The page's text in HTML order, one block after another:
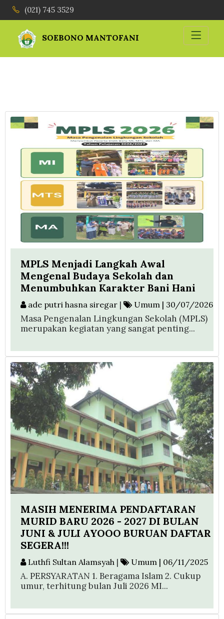
(021) 745 3529
SOEBONO MANTOFANI
MPLS Menjadi Langkah Awal
Mengenal Budaya Sekolah dan
Menumbuhkan Karakter Bani Hani
ade putri hasna siregar | Umum | 30/07/2026
Masa Pengenalan Lingkungan Sekolah (MPLS)
merupakan kegiatan yang sangat penting...
MASIH MENERIMA PENDAFTARAN
MURID BARU 2026 - 2027 DI BULAN
JUNI & JULI AYOOO BURUAN DAFTAR
SEGERA!!!
Luthfi Sultan Alamsyah | Umum | 06/11/2025
A. PERSYARATAN 1. Beragama Islam 2. Cukup
umur, terhitung bulan Juli 2026 MI...